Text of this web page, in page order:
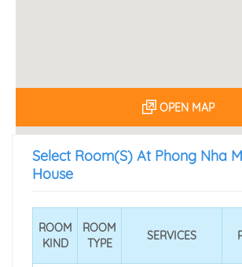
OPEN MAP
Select Room(s) At Phong Nha
House
ROOM
KIND
ROOM
TYPE
SERVICES